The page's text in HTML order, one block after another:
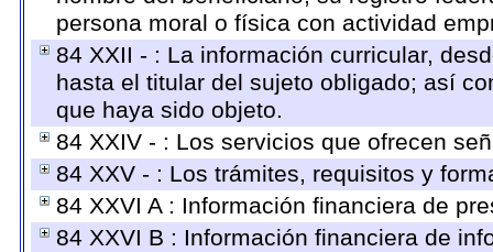
persona moral o física con actividad
84 XXII - : La información curricular,
hasta el titular del sujeto obligado; así
que haya sido objeto.
84 XXIV - : Los servicios que ofrecen
84 XXV - : Los trámites, requisitos y
84 XXVI A : Información financiera de
84 XXVI B : Información financiera de